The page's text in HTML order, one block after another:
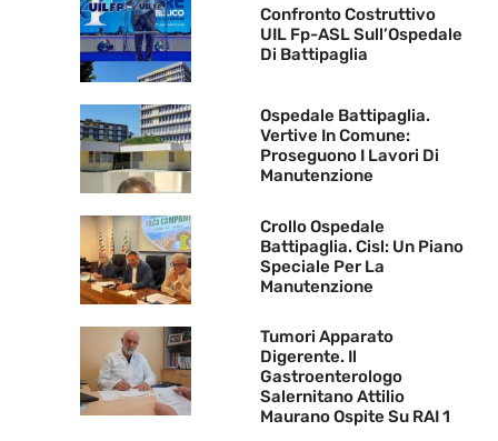
Confronto Costruttivo
UIL Fp-ASL Sull’Ospedale
Di Battipaglia
Ospedale Battipaglia.
Vertive In Comune:
Proseguono I Lavori Di
Manutenzione
Crollo Ospedale
Battipaglia. Cisl: Un Piano
Speciale Per La
Manutenzione
Tumori Apparato
Digerente. Il
Gastroenterologo
Salernitano Attilio
Maurano Ospite Su RAI 1